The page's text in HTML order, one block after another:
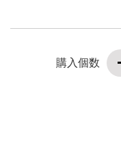
購入個数